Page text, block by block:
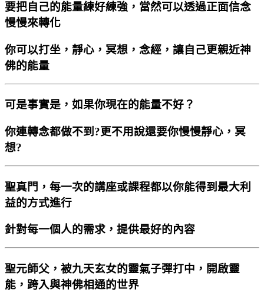
要把自己的能量練好練強，當然可以透過正面信念
慢慢來轉化
你可以打坐，靜心，冥想，念經，讓自己更親近神
佛的能量
可是事實是，如果你現在的能量不好？
你連轉念都做不到?更不用說還要你慢慢靜心，冥
想?
聖真門，每一次的講座或課程都以你能得到最大利
益的方式進行
針對每一個人的需求，提供最好的內容
聖元師父，被九天玄女的靈氣子彈打中，開啟靈
能，跨入與神佛相通的世界